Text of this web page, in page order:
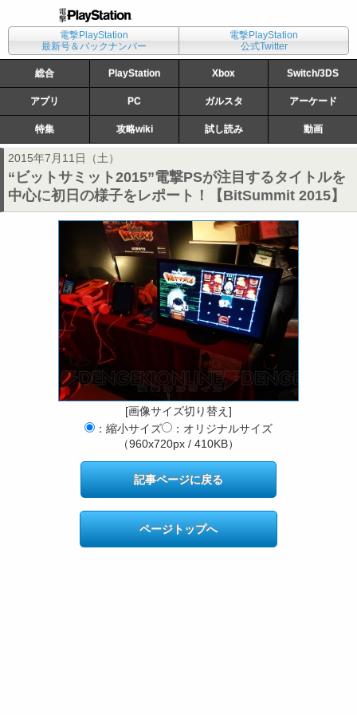
電撃PlayStation
最新号＆バックナンバー
電撃PlayStation
公式Twitter
総合 PlayStation Xbox Switch/3DS
アプリ PC ガルスタ アーケード
特集 攻略wiki 試し読み 動画
2015年7月11日（土）
“ビットサミット2015”電撃PSが注目するタイトルを
中心に初日の様子をレポート！【BitSummit 2015】
[画像サイズ切り替え]
：縮小サイズ
：オリジナルサイズ
（960x720px / 410KB）
記事ページに戻る
ページトップへ